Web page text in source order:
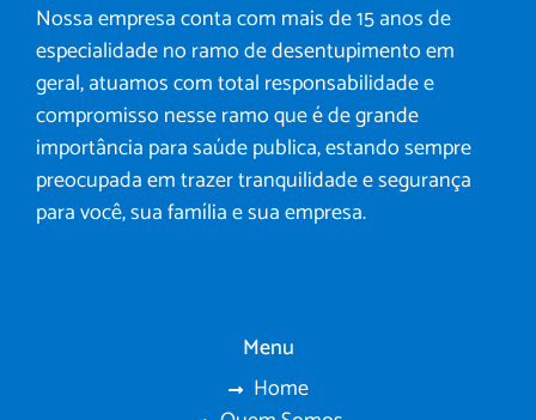
Nossa empresa conta com mais de 15 anos de
especialidade no ramo de desentupimento em
geral, atuamos com total responsabilidade e
compromisso nesse ramo que é de grande
importância para saúde publica, estando sempre
preocupada em trazer tranquilidade e segurança
para você, sua família e sua empresa.
Menu
Home